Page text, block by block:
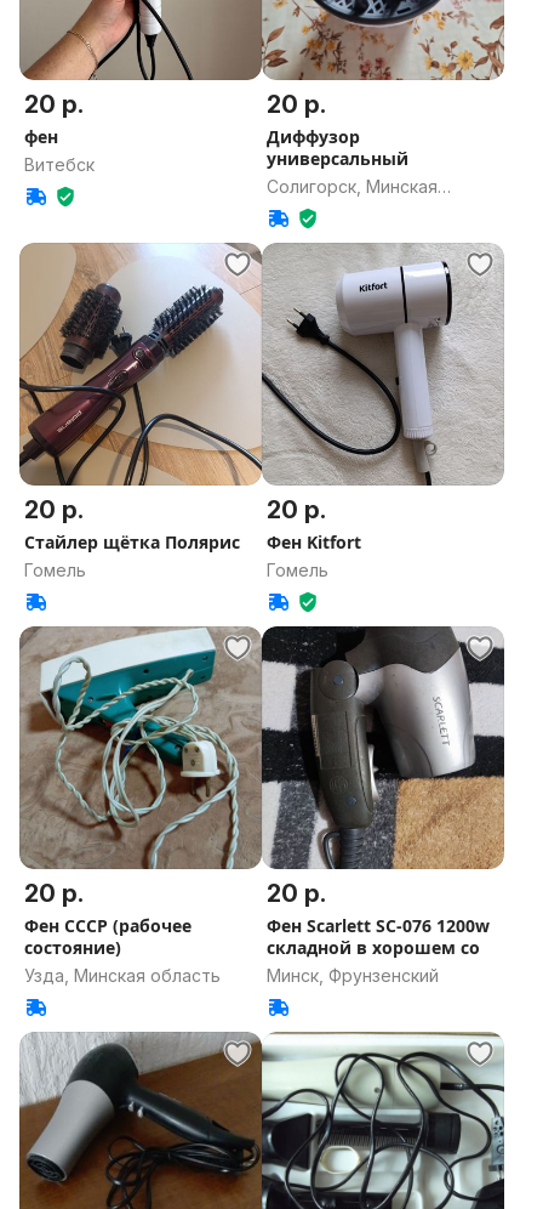
20 р.
фен
Витебск
20 р.
Диффузор
универсальный
Солигорск, Минская
область
20 р.
Стайлер щётка Полярис
Гомель
20 р.
Фен Kitfort
Гомель
20 р.
Фен СССР (рабочее
состояние)
Узда, Минская область
20 р.
Фен Scarlett SC-076 1200w
складной в хорошем со
Минск, Фрунзенский